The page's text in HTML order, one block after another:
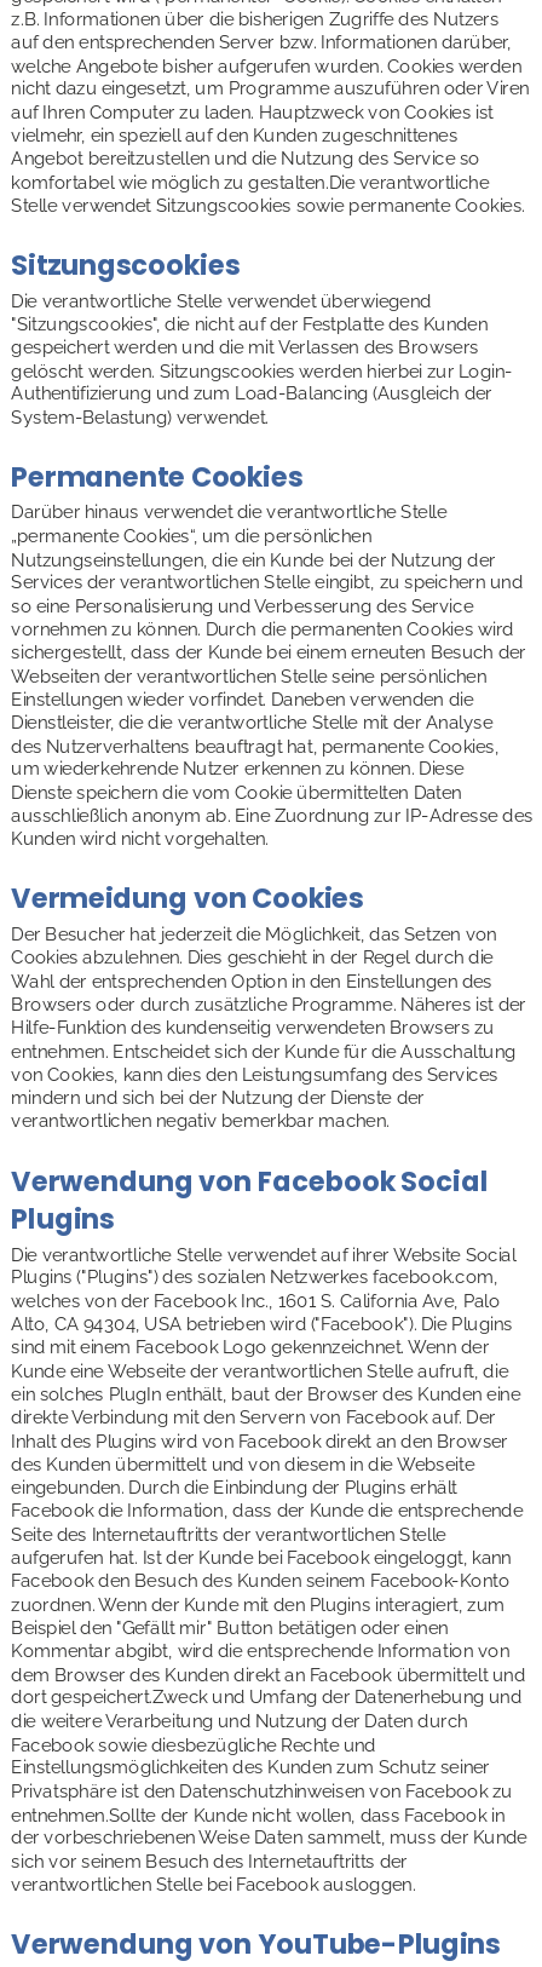
z.B. Informationen über die bisherigen Zugriffe des Nutzers
auf den entsprechenden Server bzw. Informationen darüber,
welche Angebote bisher aufgerufen wurden. Cookies werden
nicht dazu eingesetzt, um Programme auszuführen oder Viren
auf Ihren Computer zu laden. Hauptzweck von Cookies ist
vielmehr, ein speziell auf den Kunden zugeschnittenes
Angebot bereitzustellen und die Nutzung des Service so
komfortabel wie möglich zu gestalten.Die verantwortliche
Stelle verwendet Sitzungscookies sowie permanente Cookies.
Sitzungscookies
Die verantwortliche Stelle verwendet überwiegend
"Sitzungscookies", die nicht auf der Festplatte des Kunden
gespeichert werden und die mit Verlassen des Browsers
gelöscht werden. Sitzungscookies werden hierbei zur Login-
Authentifizierung und zum Load-Balancing (Ausgleich der
System-Belastung) verwendet.
Permanente Cookies
Darüber hinaus verwendet die verantwortliche Stelle
„permanente Cookies“, um die persönlichen
Nutzungseinstellungen, die ein Kunde bei der Nutzung der
Services der verantwortlichen Stelle eingibt, zu speichern und
so eine Personalisierung und Verbesserung des Service
vornehmen zu können. Durch die permanenten Cookies wird
sichergestellt, dass der Kunde bei einem erneuten Besuch der
Webseiten der verantwortlichen Stelle seine persönlichen
Einstellungen wieder vorfindet. Daneben verwenden die
Dienstleister, die die verantwortliche Stelle mit der Analyse
des Nutzerverhaltens beauftragt hat, permanente Cookies,
um wiederkehrende Nutzer erkennen zu können. Diese
Dienste speichern die vom Cookie übermittelten Daten
ausschließlich anonym ab. Eine Zuordnung zur IP-Adresse des
Kunden wird nicht vorgehalten.
Vermeidung von Cookies
Der Besucher hat jederzeit die Möglichkeit, das Setzen von
Cookies abzulehnen. Dies geschieht in der Regel durch die
Wahl der entsprechenden Option in den Einstellungen des
Browsers oder durch zusätzliche Programme. Näheres ist der
Hilfe-Funktion des kundenseitig verwendeten Browsers zu
entnehmen. Entscheidet sich der Kunde für die Ausschaltung
von Cookies, kann dies den Leistungsumfang des Services
mindern und sich bei der Nutzung der Dienste der
verantwortlichen negativ bemerkbar machen.
Verwendung von Facebook Social
Plugins
Die verantwortliche Stelle verwendet auf ihrer Website Social
Plugins ("Plugins") des sozialen Netzwerkes facebook.com,
welches von der Facebook Inc., 1601 S. California Ave, Palo
Alto, CA 94304, USA betrieben wird ("Facebook"). Die Plugins
sind mit einem Facebook Logo gekennzeichnet. Wenn der
Kunde eine Webseite der verantwortlichen Stelle aufruft, die
ein solches PlugIn enthält, baut der Browser des Kunden eine
direkte Verbindung mit den Servern von Facebook auf. Der
Inhalt des Plugins wird von Facebook direkt an den Browser
des Kunden übermittelt und von diesem in die Webseite
eingebunden. Durch die Einbindung der Plugins erhält
Facebook die Information, dass der Kunde die entsprechende
Seite des Internetauftritts der verantwortlichen Stelle
aufgerufen hat. Ist der Kunde bei Facebook eingeloggt, kann
Facebook den Besuch des Kunden seinem Facebook-Konto
zuordnen. Wenn der Kunde mit den Plugins interagiert, zum
Beispiel den "Gefällt mir" Button betätigen oder einen
Kommentar abgibt, wird die entsprechende Information von
dem Browser des Kunden direkt an Facebook übermittelt und
dort gespeichert.Zweck und Umfang der Datenerhebung und
die weitere Verarbeitung und Nutzung der Daten durch
Facebook sowie diesbezügliche Rechte und
Einstellungsmöglichkeiten des Kunden zum Schutz seiner
Privatsphäre ist den Datenschutzhinweisen von Facebook zu
entnehmen.Sollte der Kunde nicht wollen, dass Facebook in
der vorbeschriebenen Weise Daten sammelt, muss der Kunde
sich vor seinem Besuch des Internetauftritts der
verantwortlichen Stelle bei Facebook ausloggen.
Verwendung von YouTube-Plugins